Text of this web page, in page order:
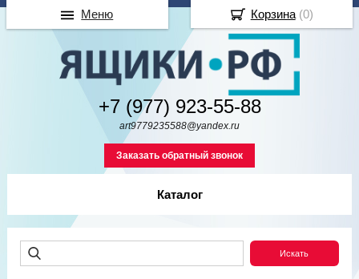
+7 (977) 923-55-88
art9779235588@yandex.ru
Заказать обратный звонок
Каталог
Корзина(0)
Меню